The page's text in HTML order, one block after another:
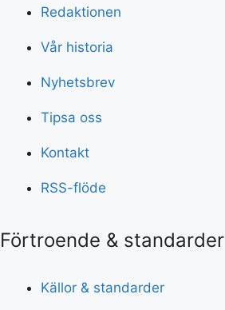
Redaktionen
Vår historia
Nyhetsbrev
Tipsa oss
Kontakt
RSS-flöde
Förtroende & standarder
Källor & standarder